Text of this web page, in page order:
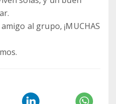
al grupo, ¡MUCHAS